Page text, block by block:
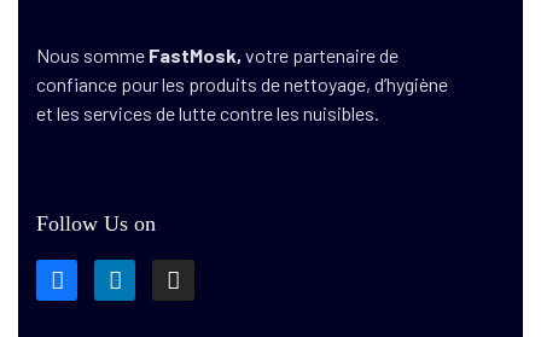
Nous somme FastMosk, votre partenaire de
confiance pour les produits de nettoyage, d’hygiène
et les services de lutte contre les nuisibles.
Follow Us on